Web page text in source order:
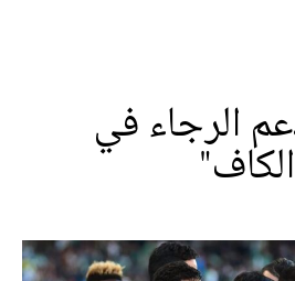
الرجاء في